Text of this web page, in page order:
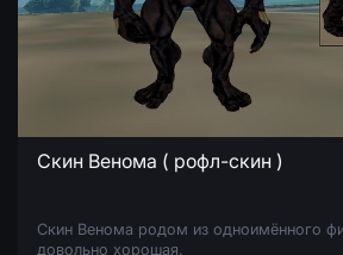
Скин Венома ( рофл-скин )
Скин Венома родом из одноимённого
довольно хорошая.